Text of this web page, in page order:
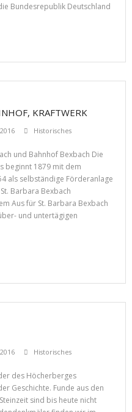
Bundesrepublik Deutschland
KRAFTWERK
Historisches
und Bahnhof Bexbach Die
beginnt 1879 mit dem
als selbständige Förderanlage
Barbara Bexbach
Aus für St. Barbara Bexbach
und untertägigen
Historisches
des Höcherberges
Geschichte. Funde aus den
sind bis heute nicht